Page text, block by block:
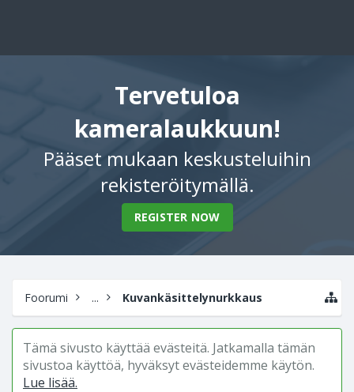
Tervetuloa
kameralaukkuun!
Pääset mukaan keskusteluihin
rekisteröitymällä.
REGISTER NOW
Foorumi ... Kuvankäsittelynurkkaus
Tämä sivusto käyttää evästeitä. Jatkamalla tämän
sivustoa käyttöä, hyväksyt evästeidemme käytön.
Lue lisää.